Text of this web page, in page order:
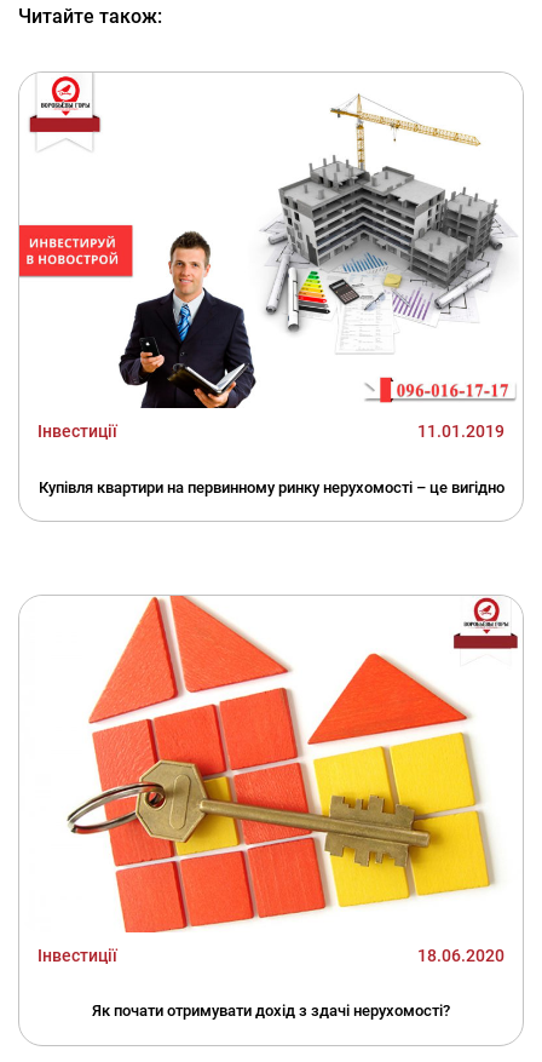
Читайте також:
Інвестиції 11.01.2019
Купівля квартири на первинному ринку нерухомості – це вигідно
Інвестиції 18.06.2020
Як почати отримувати дохід з здачі нерухомості?